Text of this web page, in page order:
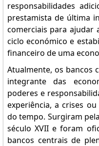
responsabilidades
prestamista de última
comerciais para ajudar
ciclo económico e
financeiro de uma
Atualmente, os bancos
integrante das
poderes e
experiência, a crises
do tempo. Surgiram
século XVII e foram
bancos centrais de